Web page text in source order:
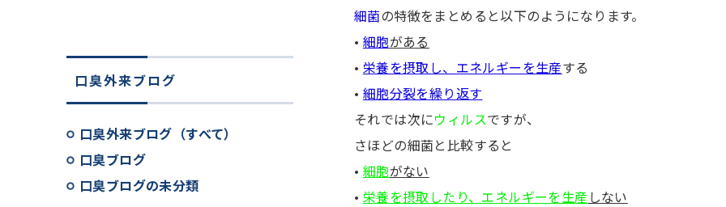
口臭外来ブログ
口臭外来ブログ（すべて）
口臭ブログ
口臭ブログの未分類
細菌の特徴をまとめると以下のようになります。
• 細胞がある
• 栄養を摂取し、エネルギーを生産する
• 細胞分裂を繰り返す
それでは次にウィルスですが、
さほどの細菌と比較すると
• 細胞がない
• 栄養を摂取したり、エネルギーを生産 しない